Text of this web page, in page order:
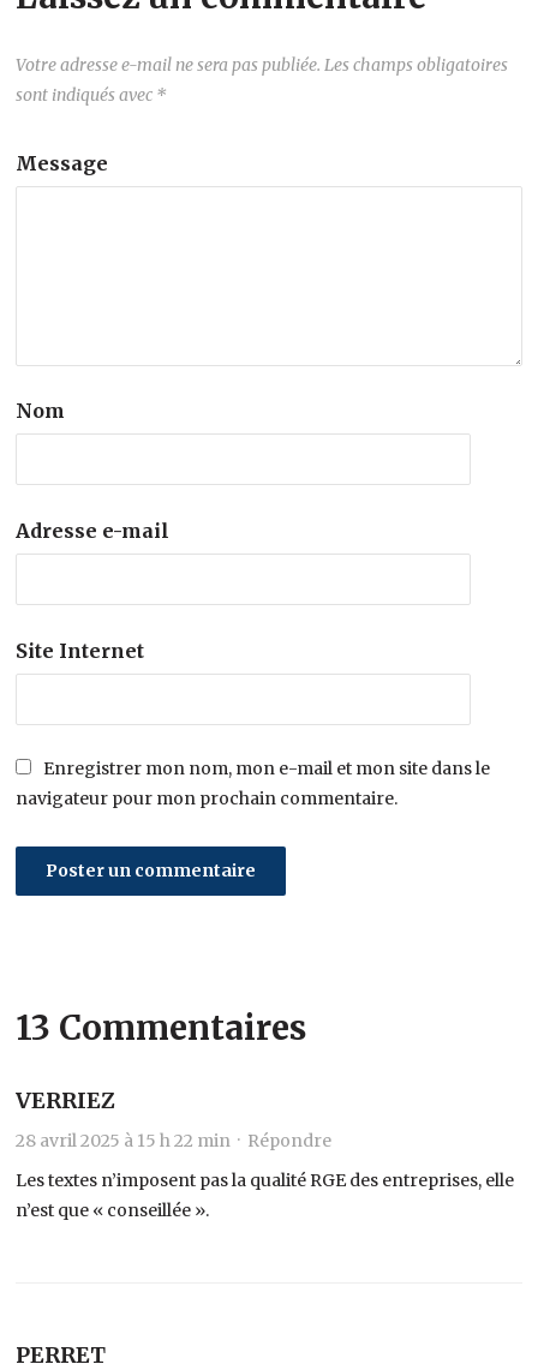
Votre adresse e-mail ne sera pas publiée. Les champs obligatoires
sont indiqués avec *
Message
Nom
Adresse e-mail
Site Internet
Enregistrer mon nom, mon e-mail et mon site dans le
navigateur pour mon prochain commentaire.
13 Commentaires
VERRIEZ
28 avril 2025 à 15 h 22 min · Répondre
Les textes n’imposent pas la qualité RGE des entreprises, elle
n’est que « conseillée ».
PERRET